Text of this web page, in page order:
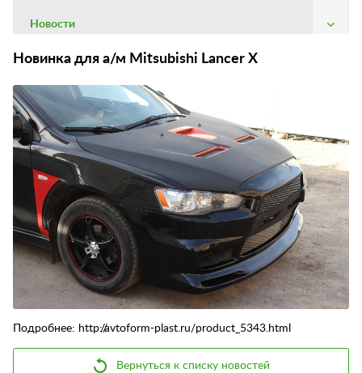
Новости
Доставка
Оплата
Гарантия
Контакты
Отзывы
Новинка для а/м Mitsubishi Lancer X
Подробнее: http://avtoform-plast.ru/product_5343.html
Вернуться к списку новостей